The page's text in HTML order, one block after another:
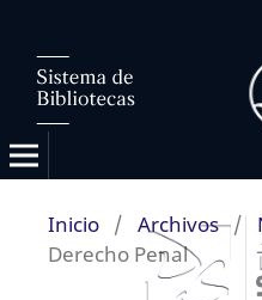
Inicio / Archivos /
Derecho Penal